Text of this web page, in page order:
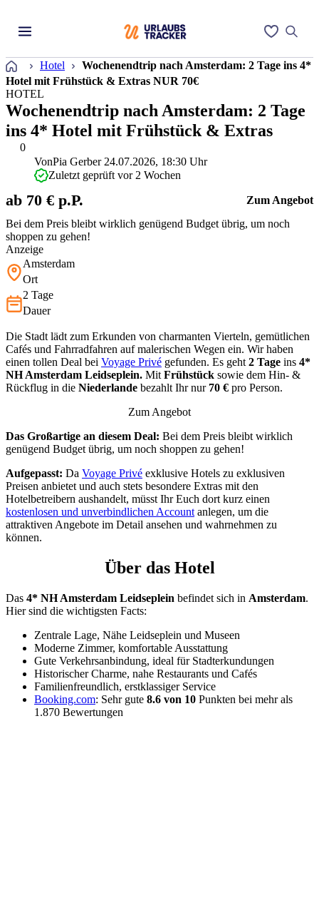
Startseite
Hotel
Wochenendtrip nach Amsterdam: 2 Tage ins 4*
Hotel mit Frühstück & Extras NUR 70€
0
HOTEL
Wochenendtrip nach Amsterdam: 2 Tage
ins 4* Hotel mit Frühstück & Extras
Bei dem Preis bleibt wirklich genügend Budget übrig, um noch
shoppen zu gehen!
VonPia Gerber 24.07.2026, 18:30 Uhr
Zuletzt geprüft vor 2 Wochen
ab 70 € p.P. Zum Angebot
Anzeige
Amsterdam
Ort
2 Tage
Dauer
Die Stadt lädt zum Erkunden von charmanten Vierteln, gemütlichen
Cafés und Fahrradfahren auf malerischen Wegen ein. Wir haben
einen tollen Deal bei Voyage Privé gefunden. Es geht 2 Tage ins 4*
NH Amsterdam Leidseplein. Mit Frühstück sowie dem Hin- &
Rückflug in die Niederlande bezahlt Ihr nur 70 € pro Person.
Zum Angebot
Das Großartige an diesem Deal: Bei dem Preis bleibt wirklich
genügend Budget übrig, um noch shoppen zu gehen!
Aufgepasst: Da Voyage Privé exklusive Hotels zu exklusiven
Preisen anbietet und auch stets besondere Extras mit den
Hotelbetreibern aushandelt, müsst Ihr Euch dort kurz einen
kostenlosen und unverbindlichen Account anlegen, um die
attraktiven Angebote im Detail ansehen und wahrnehmen zu
können.
Über das Hotel
Das 4* NH Amsterdam Leidseplein befindet sich in Amsterdam.
Hier sind die wichtigsten Facts:
Zentrale Lage, Nähe Leidseplein und Museen
Moderne Zimmer, komfortable Ausstattung
Gute Verkehrsanbindung, ideal für Stadterkundungen
Historischer Charme, nahe Restaurants und Cafés
Familienfreundlich, erstklassiger Service
Booking.com: Sehr gute 8.6 von 10 Punkten bei mehr als
1.870 Bewertungen